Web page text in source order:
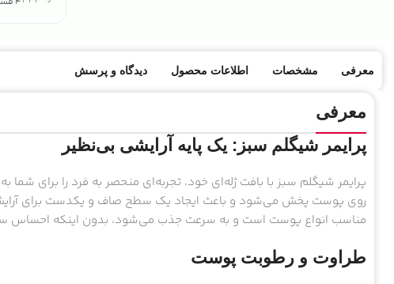
معرفی مشخصات اطلاعات محصول دیدگاه و پرسش
معرفی
پرایمر شیگلم سبز: یک پایه آرایشی بی‌نظیر
پرایمر شیگلم سبز با بافت ژله‌ای خود، تجربه‌ای منحصر به فرد را برای شما
روی پوست پخش می‌شود و باعث ایجاد یک سطح صاف و یکدست برای
مناسب انواع پوست است و به سرعت جذب می‌شود، بدون اینکه احساس
طراوت و رطوبت پوست